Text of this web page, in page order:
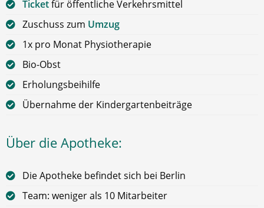
Ticketfür öffentliche Verkehrsmittel
Zuschuss zum Umzug
1x pro Monat Physiotherapie
Bio-Obst
Erholungsbeihilfe
Übernahme der Kindergartenbeiträge
Über die Apotheke:
Die Apotheke befindet sich bei Berlin
Team: weniger als 10 Mitarbeiter